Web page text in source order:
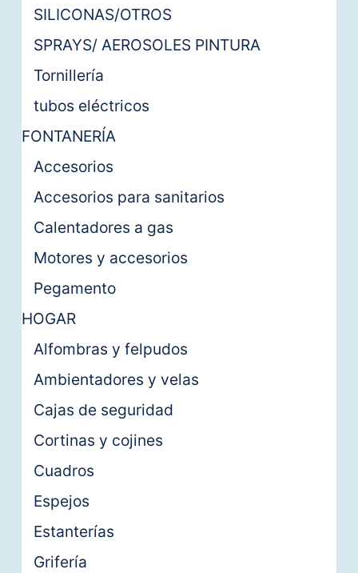
SILICONAS/OTROS
SPRAYS/ AEROSOLES PINTURA
Tornillería
tubos eléctricos
FONTANERÍA
Accesorios
Accesorios para sanitarios
Calentadores a gas
Motores y accesorios
Pegamento
HOGAR
Alfombras y felpudos
Ambientadores y velas
Cajas de seguridad
Cortinas y cojines
Cuadros
Espejos
Estanterías
Grifería